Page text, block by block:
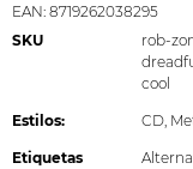
EAN: 8719262038295
SKU
rob-
cool
Estilos: CD,
Etiquetas